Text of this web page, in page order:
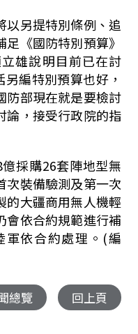
以另提特別條例、追
《國防特別預算》
雄說明目前已在討
編特別預算也好，
防部現在就是要檢討
論，接受行政院的指
採購26套陣地型無
次裝備驗測及第一次
的大疆商用無人機輕
會依合約規範進行補
軍依合約處理。(編
總覽 回上頁